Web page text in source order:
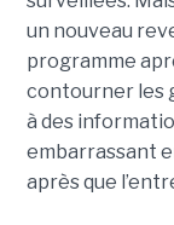
un nouveau
programme
contourner les
à des
embarrassant
après que